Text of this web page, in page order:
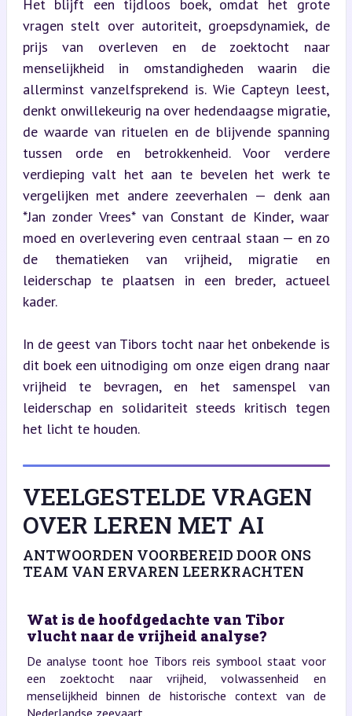
Het blijft een tijdloos boek, omdat het grote
vragen stelt over autoriteit, groepsdynamiek, de
prijs van overleven en de zoektocht naar
menselijkheid in omstandigheden waarin die
allerminst vanzelfsprekend is. Wie Capteyn leest,
denkt onwillekeurig na over hedendaagse migratie,
de waarde van rituelen en de blijvende spanning
tussen orde en betrokkenheid. Voor verdere
verdieping valt het aan te bevelen het werk te
vergelijken met andere zeeverhalen — denk aan
*Jan zonder Vrees* van Constant de Kinder, waar
moed en overlevering even centraal staan — en zo
de thematieken van vrijheid, migratie en
leiderschap te plaatsen in een breder, actueel
kader.
In de geest van Tibors tocht naar het onbekende is
dit boek een uitnodiging om onze eigen drang naar
vrijheid te bevragen, en het samenspel van
leiderschap en solidariteit steeds kritisch tegen
het licht te houden.
VEELGESTELDE VRAGEN
OVER LEREN MET AI
ANTWOORDEN VOORBEREID DOOR ONS
TEAM VAN ERVAREN LEERKRACHTEN
Wat is de hoofdgedachte van Tibor
vlucht naar de vrijheid analyse?
De analyse toont hoe Tibors reis symbool staat voor
een zoektocht naar vrijheid, volwassenheid en
menselijkheid binnen de historische context van de
Nederlandse zeevaart.